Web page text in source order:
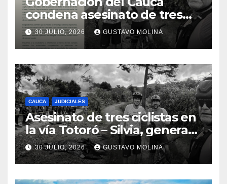
condena asesinato de tres
ciudadanos y exige medidas
urgentes al Gobierno
Nacional
30 JULIO, 2026 GUSTAVO MOLINA
CAUCA JUDICIALES
Asesinato de tres ciclistas en
la vía Totoró – Silvia, genera
consternación en el Cauca
30 JULIO, 2026 GUSTAVO MOLINA